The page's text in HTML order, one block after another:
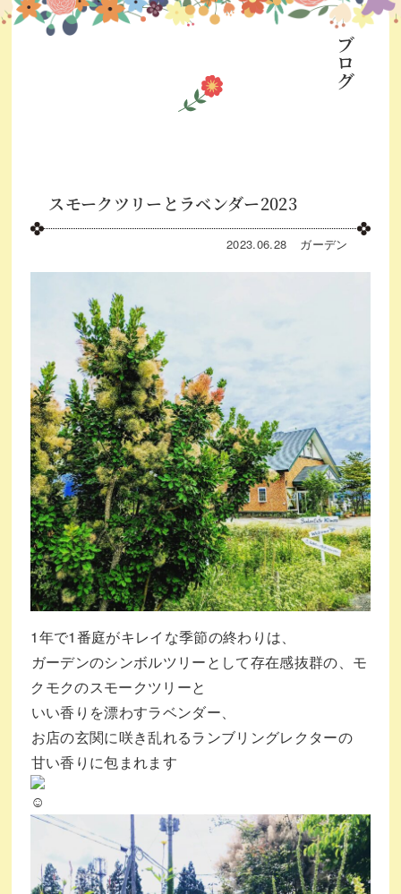
ブログ
スモークツリーとラベンダー2023
2023.06.28 ガーデン
1年で1番庭がキレイな季節の終わりは、⁡
⁡ガーデンのシンボルツリーとして存在感抜群の、モ
クモクのスモークツリーと⁡
⁡いい香りを漂わすラベンダー、⁡
⁡お店の玄関に咲き乱れるランブリングレクターの⁡
⁡甘い香りに包まれます